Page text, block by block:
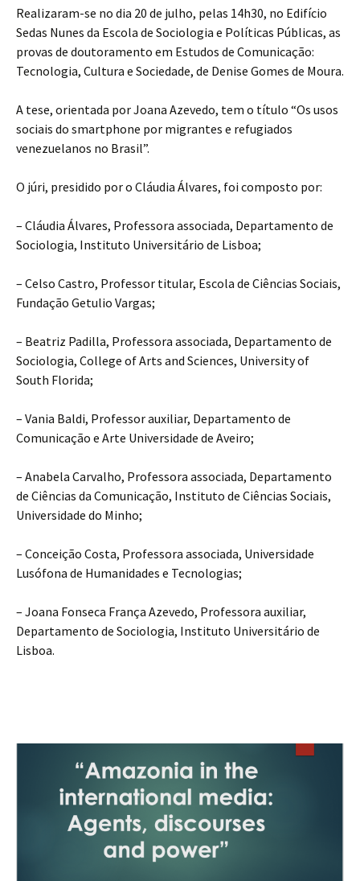
Realizaram-se no dia 20 de julho, pelas 14h30, no Edifício
Sedas Nunes da Escola de Sociologia e Políticas Públicas, as
provas de doutoramento em Estudos de Comunicação:
Tecnologia, Cultura e Sociedade, de Denise Gomes de Moura.
A tese, orientada por Joana Azevedo, tem o título “Os usos
sociais do smartphone por migrantes e refugiados
venezuelanos no Brasil”.
O júri, presidido por o Cláudia Álvares, foi composto por:
– Cláudia Álvares, Professora associada, Departamento de
Sociologia, Instituto Universitário de Lisboa;
– Celso Castro, Professor titular, Escola de Ciências Sociais,
Fundação Getulio Vargas;
– Beatriz Padilla, Professora associada, Departamento de
Sociologia, College of Arts and Sciences, University of
South Florida;
– Vania Baldi, Professor auxiliar, Departamento de
Comunicação e Arte Universidade de Aveiro;
– Anabela Carvalho, Professora associada, Departamento
de Ciências da Comunicação, Instituto de Ciências Sociais,
Universidade do Minho;
– Conceição Costa, Professora associada, Universidade
Lusófona de Humanidades e Tecnologias;
– Joana Fonseca França Azevedo, Professora auxiliar,
Departamento de Sociologia, Instituto Universitário de
Lisboa.